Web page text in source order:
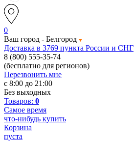
0
Ваш город - Белгород
Доставка в 3769 пункта России и СНГ
8 (800) 555-35-74
(бесплатно для регионов)
Перезвонить мне
с 8:00 до 21:00
Без выходных
Товаров: 0
Самое время
что-нибудь купить
Корзина
пуста